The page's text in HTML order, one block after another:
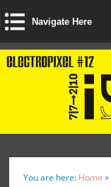
Navigate Here
You are here: Home »